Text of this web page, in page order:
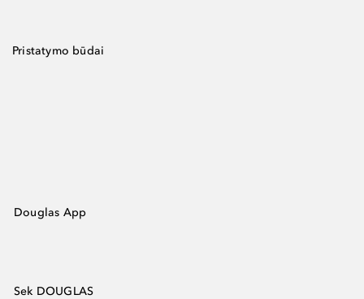
Pristatymo būdai
Douglas App
Sek DOUGLAS